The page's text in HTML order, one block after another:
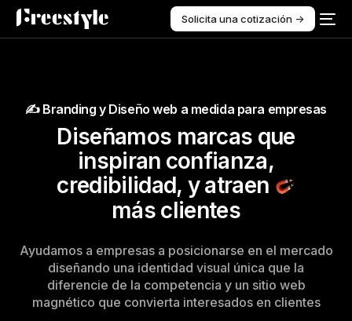
Solicita una cotización ->
✍ Branding y Diseño web a medida para empresas
Diseñamos marcas que
inspiran confianza,
credibilidad, y atraen
más clientes
Ayudamos a empresas a posicionarse en el mercado
diseñando una identidad visual única que la
diferencie de la competencia y un sitio web
magnético que convierta interesados en clientes